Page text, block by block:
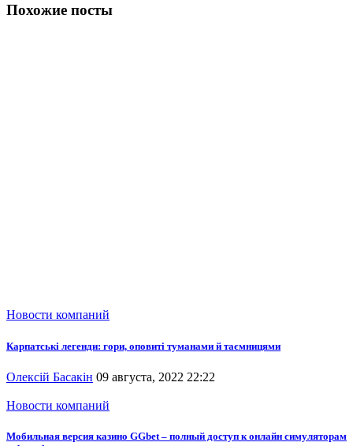
Похожие посты
Новости компаний
Карпатські легенди: гори, оповиті туманами й таємницями
Олексій Басакін 09 августа, 2022 22:22
Новости компаний
Мобильная версия казино GGbet – полный доступ к онлайн симуляторам